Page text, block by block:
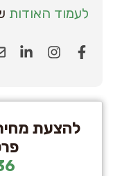
לעמוד האודות
להצעת